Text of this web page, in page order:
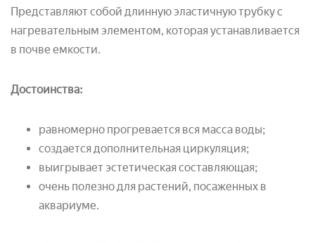
Представляют собой длинную эластичную трубку с
нагревательным элементом, которая устанавливается
в почве емкости.
Достоинства:
равномерно прогревается вся масса воды;
создается дополнительная циркуляция;
выигрывает эстетическая составляющая;
очень полезно для растений, посаженных в
аквариуме.